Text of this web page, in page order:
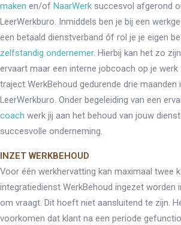
maken en/of NaarWerk succesvol afgerond
LeerWerkburo. Inmiddels ben je bij een
een betaald dienstverband óf rol je je eigen
zelfstandig ondernemer. Hierbij kan het zo
ervaart maar een interne jobcoach op je werk
traject WerkBehoud gedurende drie maanden
LeerWerkburo. Onder begeleiding van een
coach werk jij aan het behoud van jouw
succesvolle onderneming.
INZET WERKBEHOUD
Voor één werkhervatting kan maximaal twee
integratiedienst WerkBehoud ingezet worden
om vraagt. Dit hoeft niet aansluitend te zijn.
voorkomen dat klant na een periode